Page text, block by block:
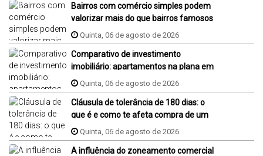
Bairros com comércio simples podem
valorizar mais do que bairros famosos
Quinta, 06 de agosto de 2026
Comparativo de investimento
imobiliário: apartamentos na plana em
Jaraguá do Sul, Florianópolis e Piçarras
Quinta, 06 de agosto de 2026
Cláusula de tolerância de 180 dias: o
que é e como te afeta compra de um
imóvel na planta?
Quinta, 06 de agosto de 2026
A influência do zoneamento comercial